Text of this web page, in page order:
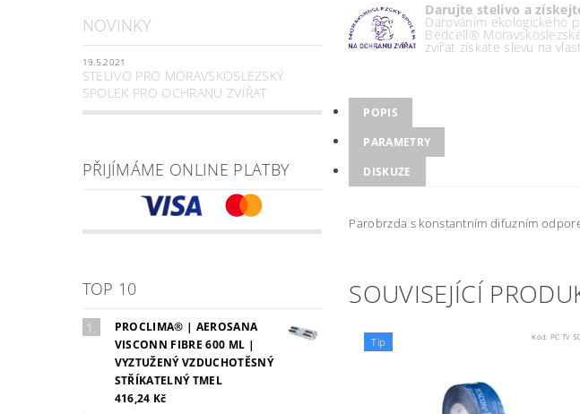
NOVINKY
19.5.2021
STELIVO PRO MORAVSKOSLEZSKÝ
SPOLEK PRO OCHRANU ZVÍŘAT
PŘIJÍMÁME ONLINE PLATBY
TOP 10
PROCLIMA® | AEROSANA
VISCONN FIBRE 600 ML |
VYZTUŽENÝ VZDUCHOTĚSNÝ
STŘÍKATELNÝ TMEL
416,24 Kč
Darujte stelivo a
Darováním ekologického
Bedcell®
zvířat získáte slevu na
POPIS
PARAMETRY
DISKUZE
Parobrzda s konstantním difuzním
SOUVISEJÍCÍ
Tip Kód: PC TV 50